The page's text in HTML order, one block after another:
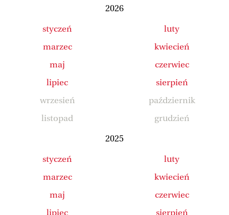
2026
styczeń
luty
marzec
kwiecień
maj
czerwiec
lipiec
sierpień
wrzesień
październik
listopad
grudzień
2025
styczeń
luty
marzec
kwiecień
maj
czerwiec
lipiec
sierpień